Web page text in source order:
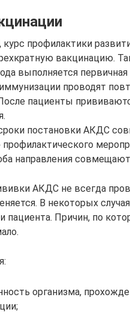
профилактики
вакцинацию.
выполняется
проводят
пациенты
постановки АКДС
направления
АКДС не всегда
В некоторых
пациента. Причин, по
организма,